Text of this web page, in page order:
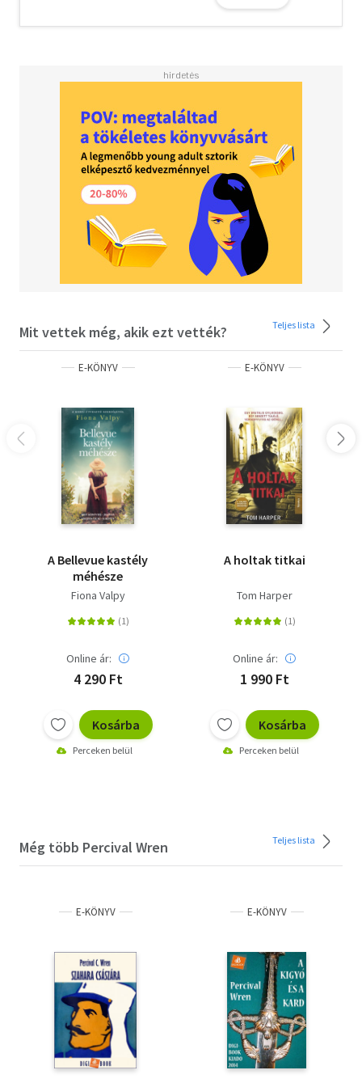
bélyegezni az idegenlégió vasfegyelmével visszaélő
nyugodt méltósággal felelt meg nekik, előállván a
nevekkel, a hiteles adatokkal és élőegyének
tanúságtételével, ami lerontott minden kritikát A „Kék
Csillag" - melynek eredeti, angol címe „Beau Geste" -
páratlan szenzációja az utolsó évtized irodalmának.
Kolosszális sikere viharként rohant végig a
földkerekségen és megjelenésének napjától kezdve,
szinte szabályos időközökben érte egyik kiadása másikat
A romantikus-kalandos regényeknek ez a klasszikus
remeke megrázta a Hármas Királyság világirodalmát,
majd végigizgatta az európai kontinenst és Amerikát,
több, mint félmilliós példány-számban! A rádió szétvitte
hírét a gyarmatokba és Londontól San-Franciscóig,
Melbourne-ig épp oly izgatottan beszéltek róla, mint a
filmre is fölvették a regényt: s a „Halállégió"-nak
vászonra vetített izgalmas epizódjai szintén diadalmasan
járták be az egész világot - írta egykori fordítója, Zigány
Árpád erről a ma, megjelenését követő sok évtized
távlatában is lebilincselő tény- és kalandregényről.
A letöltéssel kapcsolatos kérdésekre itttalálhat választ.
Mit vettek még, akik ezt vették? Teljes lista
E-KÖNYV
A Bellevue kastély
méhésze
Fiona Valpy
Online ár:
4 290 Ft
Kosárba
Perceken belül
E-KÖNYV
A holtak titkai
Tom Harper
Online ár:
1 990 Ft
Kosárba
Perceken belül
Még több Percival Wren Teljes lista
E-KÖNYV E-KÖNYV